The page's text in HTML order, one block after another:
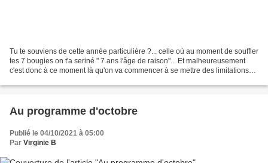
Tu te souviens de cette année particulière ?... celle où au moment de souffler
tes 7 bougies on t'a seriné " 7 ans l'âge de raison"... Et malheureusement
c'est donc à ce moment là qu'on va commencer à se mettre des limitations
Au programme d'octobre
Publié le 04/10/2021 à 05:00
Par Virginie B